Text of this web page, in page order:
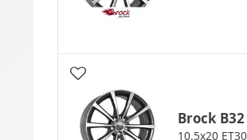
Brock B32
10.5x20